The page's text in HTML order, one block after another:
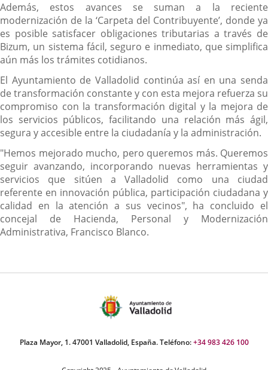
Además, estos avances se suman a la reciente
modernización de la ‘Carpeta del Contribuyente’, donde ya
es posible satisfacer obligaciones tributarias a través de
Bizum, un sistema fácil, seguro e inmediato, que simplifica
aún más los trámites cotidianos.
El Ayuntamiento de Valladolid continúa así en una senda
de transformación constante y con esta mejora refuerza su
compromiso con la transformación digital y la mejora de
los servicios públicos, facilitando una relación más ágil,
segura y accesible entre la ciudadanía y la administración.
"Hemos mejorado mucho, pero queremos más. Queremos
seguir avanzando, incorporando nuevas herramientas y
servicios que sitúen a Valladolid como una ciudad
referente en innovación pública, participación ciudadana y
calidad en la atención a sus vecinos", ha concluido el
concejal de Hacienda, Personal y Modernización
Administrativa, Francisco Blanco.
Plaza Mayor, 1. 47001 Valladolid, España. Teléfono:+34 983 426 100